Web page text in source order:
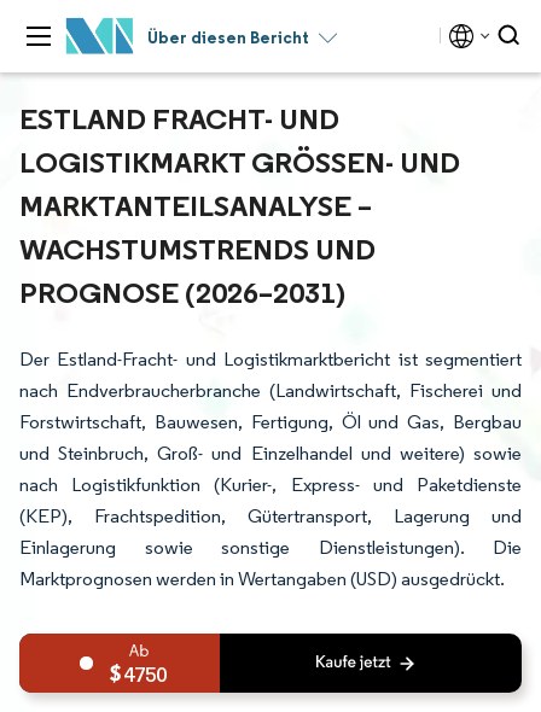
Über diesen Bericht
ESTLAND FRACHT- UND
LOGISTIKMARKT GRÖSSEN- UND M
ARKTANTEILSANALYSE – W
ACHSTUMSTRENDS UND P
ROGNOSE (2026–2031)
Der Estland-Fracht- und Logistikmarktbericht ist segmentiert
nach Endverbraucherbranche (Landwirtschaft, Fischerei und
Forstwirtschaft, Bauwesen, Fertigung, Öl und Gas, Bergbau
und Steinbruch, Groß- und Einzelhandel und weitere) sowie
nach Logistikfunktion (Kurier-, Express- und Paketdienste
(KEP), Frachtspedition, Gütertransport, Lagerung und
Einlagerung sowie sonstige Dienstleistungen). Die
Marktprognosen werden in Wertangaben (USD) ausgedrückt.
4750